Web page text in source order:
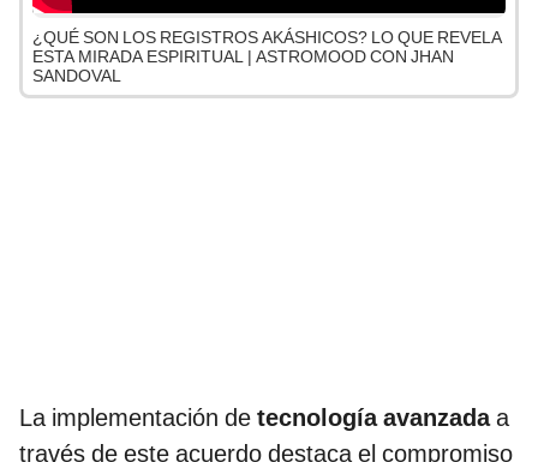
¿QUÉ SON LOS REGISTROS AKÁSHICOS? LO QUE REVELA
ESTA MIRADA ESPIRITUAL | ASTROMOOD CON JHAN
SANDOVAL
La implementación de tecnología avanzadaa
través de este acuerdo destaca el compromiso